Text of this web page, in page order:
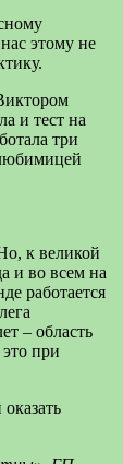
этому не
и тест на
три
к великой
и во всем на
работается
– область
при